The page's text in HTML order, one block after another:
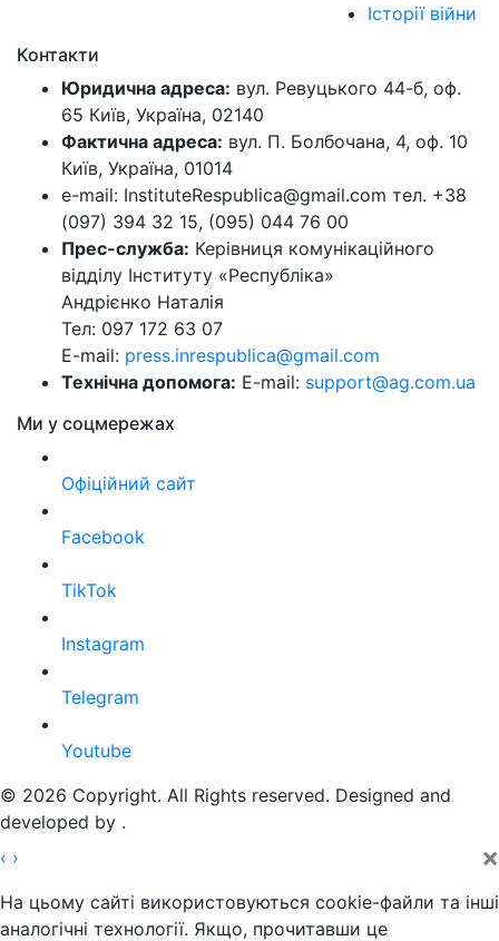
Історії війни
Контакти
Юридична адреса: вул. Ревуцького 44-б, оф.
65 Київ, Україна, 02140
Фактична адреса: вул. П. Болбочана, 4, оф. 10
Київ, Україна, 01014
e-mail: InstituteRespublica@gmail.com тел. +38
(097) 394 32 15, (095) 044 76 00
Прес-служба: Керівниця комунікаційного
відділу Інституту «Республіка»
Андрієнко Наталія
Тел: 097 172 63 07
E-mail: press.inrespublica@gmail.com
Технічна допомога: E-mail: support@ag.com.ua
Ми у соцмережах
Офіційний сайт
Facebook
TikTok
Instagram
Telegram
Youtube
© 2026 Copyright. All Rights reserved. Designed and
developed by .
‹ › ×
На цьому сайті використовуються cookie-файли та інші
аналогічні технології. Якщо, прочитавши це